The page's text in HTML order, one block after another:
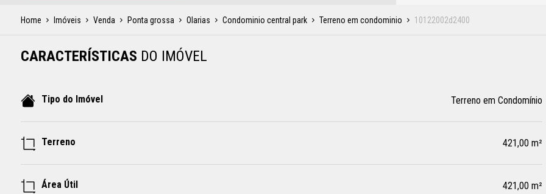
Home Imóveis Venda Ponta grossa Olarias Condominio central park Terreno em condominio 10122002d2400
CARACTERÍSTICAS DO IMÓVEL
Tipo do Imóvel Terreno em Condomínio
Terreno 421,00 m²
Área Útil 421,00 m²